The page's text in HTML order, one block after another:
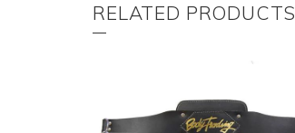
RELATED PRODUCTS